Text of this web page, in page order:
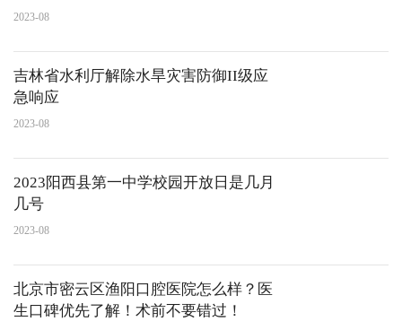
85美元/桶？
2023-08
吉林省水利厅解除水旱灾害防御II级应
急响应
2023-08
2023阳西县第一中学校园开放日是几月
几号
2023-08
北京市密云区渔阳口腔医院怎么样？医
生口碑优先了解！术前不要错过！